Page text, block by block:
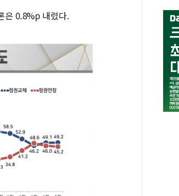
은 0.8%p 내렸다.